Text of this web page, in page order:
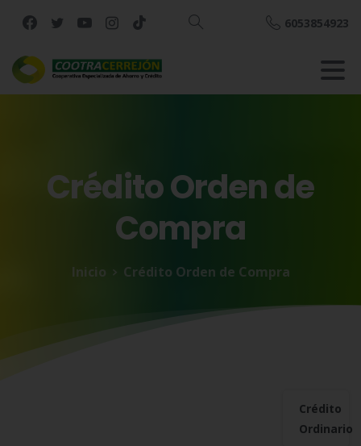
Buscar
6053854923
CréditoOrdende
Compra
Inicio Crédito Orden de Compra
Crédito
Ordinario